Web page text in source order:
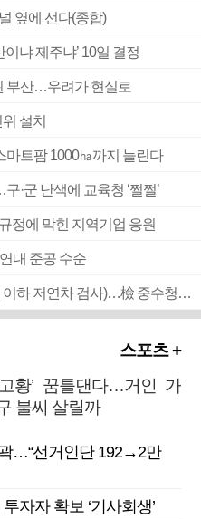
옆에 선다(종합)
냐 제주냐’ 10일 결정
부산…우려가 현실로
설치
마트팜 1000㏊까지 늘린다
·군 난색에 교육청 ‘쩔쩔’
정에 막힌 지역기업 응원
내 준공 수순
■ 검사 신분 버리고 직급하향(10년 이하 저연차 검사)…檢 중수청행 기피
스포츠 +
고황’ 꿈틀댄다…거인 가
불씨 살릴까
…“선거인단 192→2만
자자 확보 ‘기사회생’